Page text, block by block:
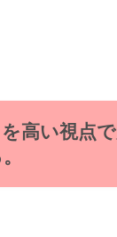
を高い視点